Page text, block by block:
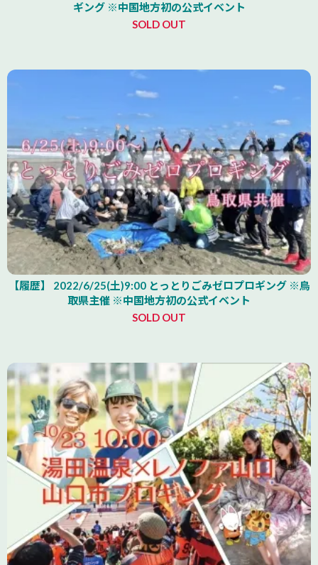
ギング ※中国地方初の公式イベント
SOLD OUT
【履歴】 2022/6/25(土)9:00 とっとりごみゼロプロギング ※鳥
取県主催 ※中国地方初の公式イベント
SOLD OUT